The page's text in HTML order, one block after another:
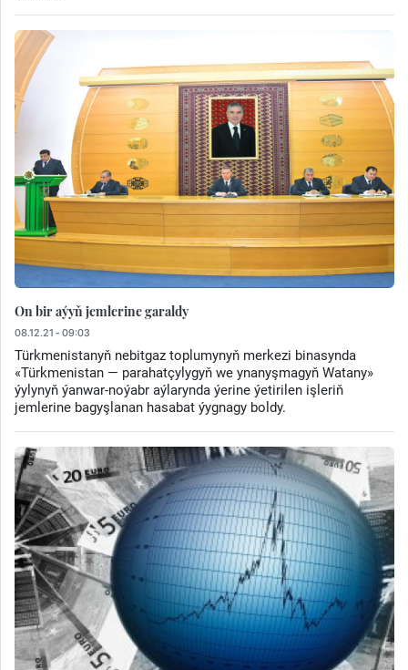
On bir aýyň jemlerine garaldy
08.12.21 - 09:03
Türkmenistanyň nebitgaz toplumynyň merkezi binasynda
«Türkmenistan — parahatçylygyň we ynanyşmagyň Watany»
ýylynyň ýanwar-noýabr aýlarynda ýerine ýetirilen işleriň
jemlerine bagyşlanan hasabat ýygnagy boldy.